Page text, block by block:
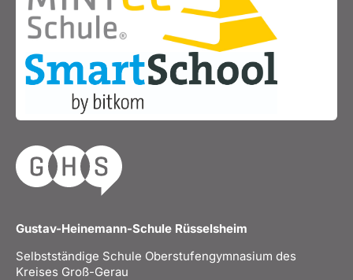
Gustav-Heinemann-Schule Rüsselsheim
Selbstständige Schule Oberstufengymnasium des
Kreises Groß-Gerau